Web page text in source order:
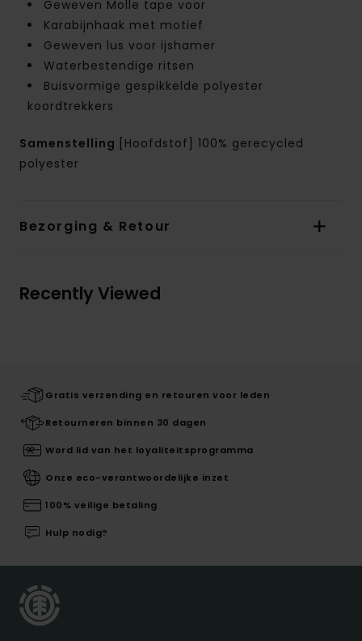
Geweven Molle tape voor
Karabijnhaak met motief
Geweven lus voor ijshamer
Waterbestendige ritsen
Buisvormige gespikkelde polyester
koordtrekkers
Samenstelling
[Hoofdstof] 100% gerecycled
polyester
Bezorging & Retour
Recently Viewed
Gratis verzending en retouren voor leden
Retourneren binnen 30 dagen
Word lid van het loyaliteitsprogramma
Onze eco-verantwoordelijke inzet
100% veilige betaling
Hulp nodig?